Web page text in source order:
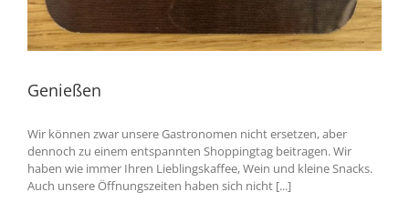
Genießen
Wir können zwar unsere Gastronomen nicht ersetzen, aber
dennoch zu einem entspannten Shoppingtag beitragen. Wir
haben wie immer Ihren Lieblingskaffee, Wein und kleine Snacks.
Auch unsere Öffnungszeiten haben sich nicht [...]